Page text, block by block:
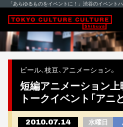
「あらゆるものをイベントに！」渋谷のイベント
ビール、枝豆、アニメーション。
短編アニメーション
トークイベント「アニと
2010.07.14 水曜日